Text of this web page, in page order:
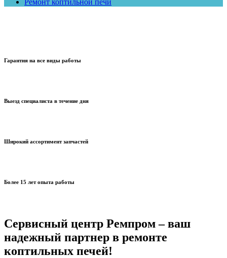
Ремонт коптильной печи
Гарантия на все виды работы
Выезд специалиста в течение дня
Широкий ассортимент запчастей
Более 15 лет опыта работы
Сервисный центр Ремпром – ваш
надежный партнер в ремонте
коптильных печей!